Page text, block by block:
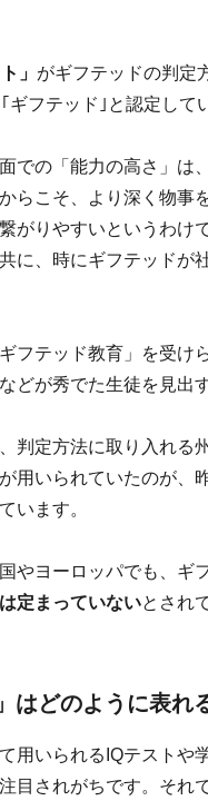
」 がギフテッドの判定
フテッド｣と認定して
での「能力の高さ」は、
らこそ、より深く物事
がりやすいというわけ
に、時にギフテッドが
フテッド教育」を受け
どが秀でた生徒を見出
判定方法に取り入れる
用いられていたのが、
います。
やヨーロッパでも、ギ
定まっていないとされ
はどのように表れ
用いられるIQテストや
目されがちです。それ